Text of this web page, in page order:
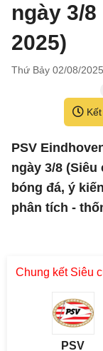
ngày 3/
2025)
Thứ Bảy 02/08/
Kết
PSV
ngày 3/8 (Siêu
bóng đá, ý
phân tích -